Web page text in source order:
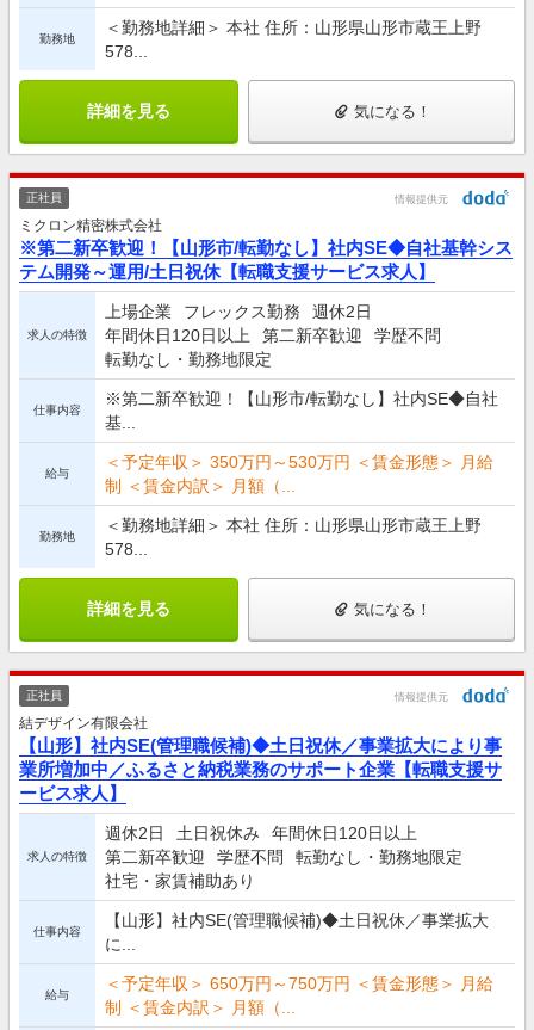
勤務地
＜勤務地詳細＞ 本社 住所：山形県山形市蔵王上野
578...
詳細を見る 気になる！
正社員 情報提供元
ミクロン精密株式会社
※第二新卒歓迎！【山形市/転勤なし】社内SE◆自社基幹シス
テム開発～運用/土日祝休【転職支援サービス求人】
求人の特徴
上場企業 フレックス勤務
週休2日
年間休日120日以上
第二新卒歓迎
学歴不問
転勤なし・勤務地限定
仕事内容
※第二新卒歓迎！【山形市/転勤なし】社内SE◆自社
基...
給与
＜予定年収＞ 350万円～530万円 ＜賃金形態＞ 月給
制 ＜賃金内訳＞ 月額（...
勤務地
＜勤務地詳細＞ 本社 住所：山形県山形市蔵王上野
578...
詳細を見る 気になる！
正社員 情報提供元
結デザイン有限会社
【山形】社内SE(管理職候補)◆土日祝休／事業拡大により事
業所増加中／ふるさと納税業務のサポート企業【転職支援サ
ービス求人】
求人の特徴
週休2日 土日祝休み
年間休日120日以上
第二新卒歓迎
学歴不問
転勤なし・勤務地限定
社宅・家賃補助あり
仕事内容
【山形】社内SE(管理職候補)◆土日祝休／事業拡大
に...
給与
＜予定年収＞ 650万円～750万円 ＜賃金形態＞ 月給
制 ＜賃金内訳＞ 月額（...